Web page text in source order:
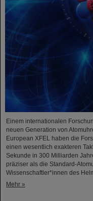
Einem internationalen
neuen Generation von
European XFEL haben die
einen wesentlich exakteren
Sekunde in 300 Milliarden
präziser als die Standard-
Wissenschaftler*innen des
Mehr »